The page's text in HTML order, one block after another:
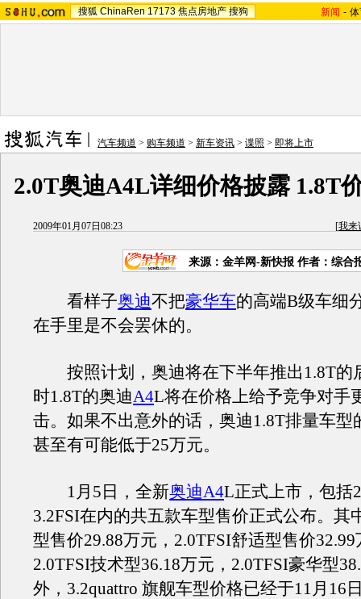
搜狐 ChinaRen 17173 焦点房地产 搜狗 新闻 -
汽车频道 > 购车频道 > 新车资讯 > 谍照 > 即将上市
2.0T奥迪A4L详细价格披露 1.8T
2009年01月07日08:23 [我来
来源： 金羊网-新快报 作者：综合
看样子奥迪不把豪华车的高端B级车细
在手里是不会罢休的。
按照计划，奥迪将在下半年推出1.8T的
时1.8T的奥迪A4L将在价格上给予竞争对手
击。如果不出意外的话，奥迪1.8T排量车型
甚至有可能低于25万元。
1月5日，全新奥迪A4L正式上市，包括
3.2FSI在内的共五款车型售价正式公布。其
型售价29.88万元，2.0TFSI舒适型售价32.99
2.0TFSI技术型36.18万元，2.0TFSI豪华型
外，3.2quattro 旗舰车型价格已经于11月16